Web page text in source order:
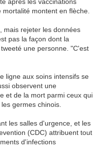
montent en flèche.
mais rejeter les données
pas la façon dont la
une personne. "C'est
ligne aux soins intensifs se
observent une
et de la mort parmi ceux qui
germes chinois.
les salles d'urgence, et les
(CDC) attribuent tout
d'infections